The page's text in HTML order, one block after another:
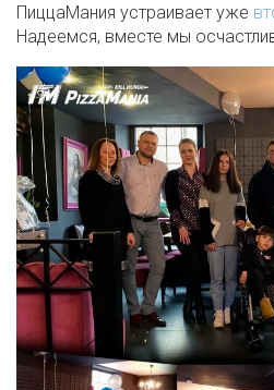
ПиццаМания устраивает уже
Надеемся, вместе мы